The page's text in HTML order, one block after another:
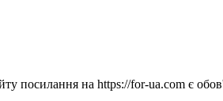
посилання на https://for-ua.com є